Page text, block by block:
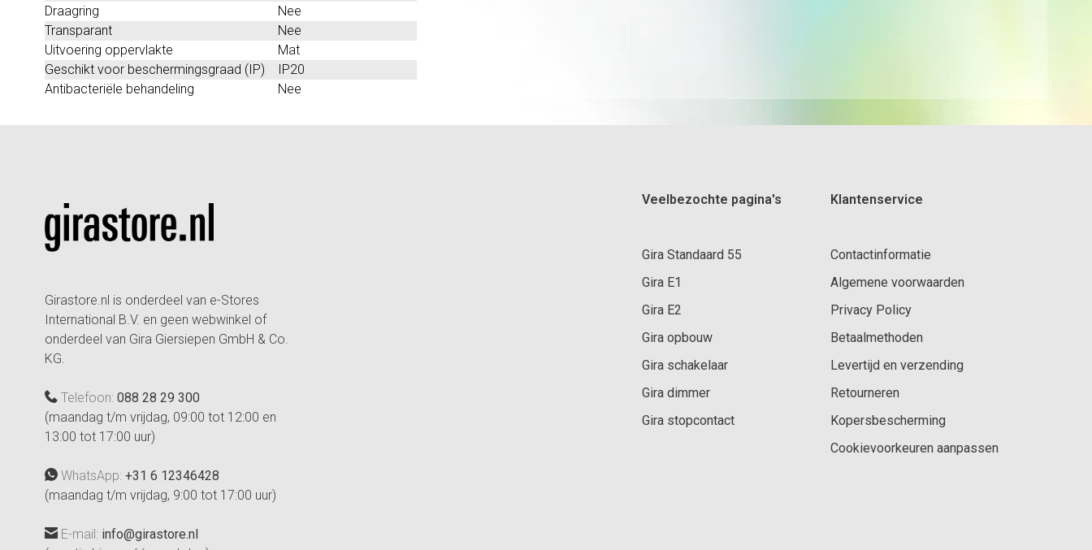
Draagring
Nee
Transparant
Nee
Uitvoering oppervlakte
Mat
Geschikt voor beschermingsgraad (IP)
IP20
Antibacteriële behandeling
Nee
Girastore.nl is onderdeel van e-Stores
International B.V. en geen webwinkel of
onderdeel van Gira Giersiepen GmbH & Co.
KG.
Telefoon: 088 28 29 300
(maandag t/m vrijdag, 09:00 tot 12:00 en
13:00 tot 17:00 uur)
WhatsApp: +31 6 12346428
(maandag t/m vrijdag, 9:00 tot 17:00 uur)
E-mail: info@girastore.nl
Veelbezochte pagina's
Gira Standaard 55
Gira E1
Gira E2
Gira opbouw
Gira schakelaar
Gira dimmer
Gira stopcontact
Klantenservice
Contactinformatie
Algemene voorwaarden
Privacy Policy
Betaalmethoden
Levertijd en verzending
Retourneren
Kopersbescherming
Cookievoorkeuren aanpassen